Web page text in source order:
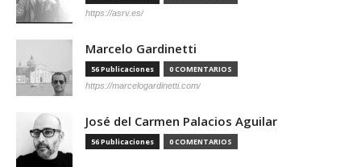
https://asrv.es/
Marcelo Gardinetti
56 Publicaciones 0 COMENTARIOS
https://marcelogardinetti.com/
José del Carmen Palacios Aguilar
56 Publicaciones 0 COMENTARIOS